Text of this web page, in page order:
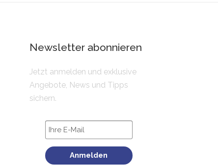
Newsletter abonnieren
Jetzt anmelden und exklusive
Angebote, News und Tipps
sichern.
Anmelden